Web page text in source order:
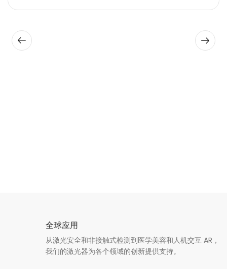
全球应用
从激光安全和非接触式检测到医学美容和人机交互 AR，
我们的激光器为各个领域的创新提供支持。